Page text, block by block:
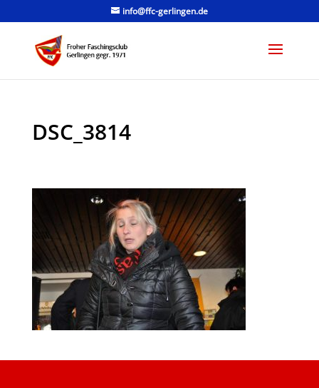
info@ffc-gerlingen.de
DSC_3814